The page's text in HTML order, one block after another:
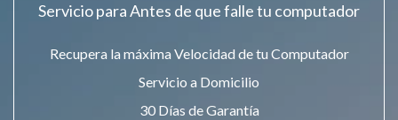
Servicio para Antes de que falle tu computador
Recupera la máxima Velocidad de tu Computador
Servicio a Domicilio
30 Días de Garantía